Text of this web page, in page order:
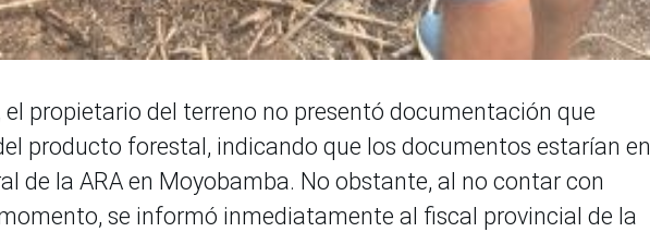
el propietario del terreno no presentó documentación que
producto forestal, indicando que los documentos estarían en
de la ARA en Moyobamba. No obstante, al no contar con
se informó inmediatamente al fiscal provincial de la